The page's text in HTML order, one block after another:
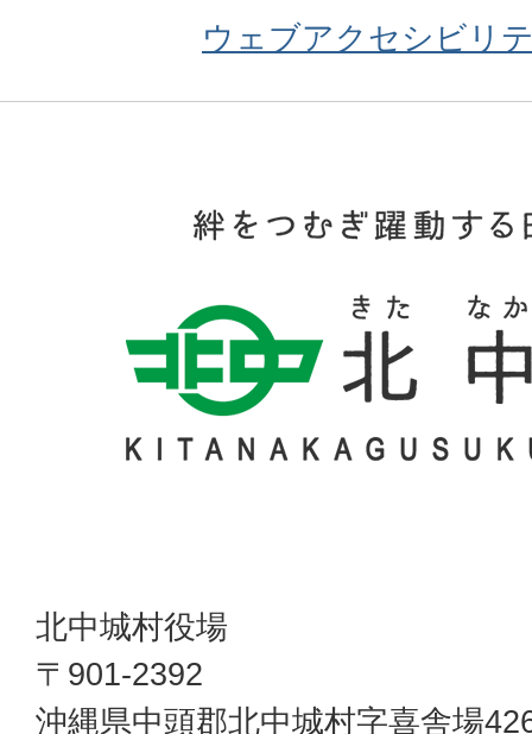
ウェブアクセシビリ
北中城村役場
〒901-2392
沖縄県中頭郡北中城村字喜舎場